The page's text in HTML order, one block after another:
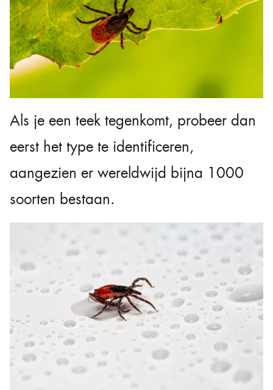
Als je een teek tegenkomt, probeer dan
eerst het type te identificeren,
aangezien er wereldwijd bijna 1000
soorten bestaan.